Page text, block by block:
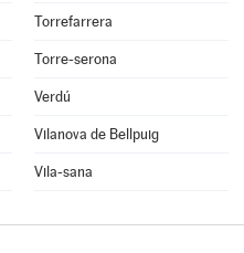
Torrefarrera
Torre-serona
Verdú
Vilanova de Bellpuig
Vila-sana